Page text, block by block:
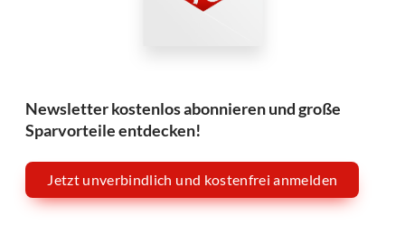
Newsletter kostenlos abonnieren und große
Sparvorteile entdecken!
Jetzt unverbindlich und kostenfrei anmelden